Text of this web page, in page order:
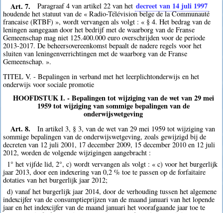
Art. 7.
Paragraaf 4 van artikel 22 van het decreet van 14 juli 1997
houdende het statuut van de « Radio-Télévision belge de la Communauté
francaise (RTBF) », wordt vervangen als volgt : « § 4. Het bedrag van de
leningen aangegaan door het bedrijf met de waarborg van de Franse
Gemeenschap mag niet 125.400.000 euro overschrijden voor de periode
2013-2017. De beheersovereenkomst bepaalt de nadere regels voor het
sluiten van leningenverrichtingen met de waarborg van de Franse
Gemeenschap. ».
TITEL V. - Bepalingen in verband met het leerplichtonderwijs en het
onderwijs voor sociale promotie
HOOFDSTUK I. - Bepalingen tot wijziging van de wet van 29 mei
1959 tot wijziging van sommige bepalingen van de
onderwijswetgeving
Art. 8.
In artikel 3, § 3, van de wet van 29 mei 1959 tot wijziging van
sommige bepalingen van de onderwijswetgeving, zoals gewijzigd bij de
decreten van 12 juli 2001, 17 december 2009, 15 december 2010 en 12 juli
2012, worden de volgende wijzigingen aangebracht :
1° het vijfde lid, 2°, c) wordt vervangen als volgt : « c) voor het burgerlijk
jaar 2013, door een indexering van 0,2 % toe te passen op de forfaitaire
dotaties van het burgerlijk jaar 2012;
d) vanaf het burgerlijk jaar 2014, door de verhouding tussen het algemene
indexcijfer van de consumptieprijzen van de maand januari van het lopende
jaar en het indexcijfer van de maand januari het voorafgaande jaar toe te